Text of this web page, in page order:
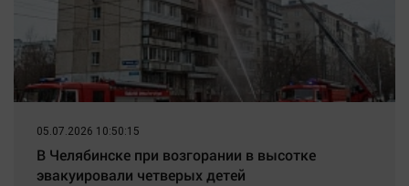
05.07.2026 10:50:15
В Челябинске при возгорании в высотке
эвакуировали четверых детей